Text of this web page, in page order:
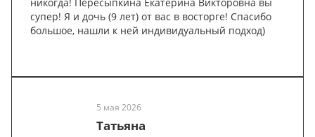
супер! Я и дочь (9 лет) от вас в восторге! Спасибо
большое, нашли к ней индивидуальный подход)
5 мая 2026
Татьяна